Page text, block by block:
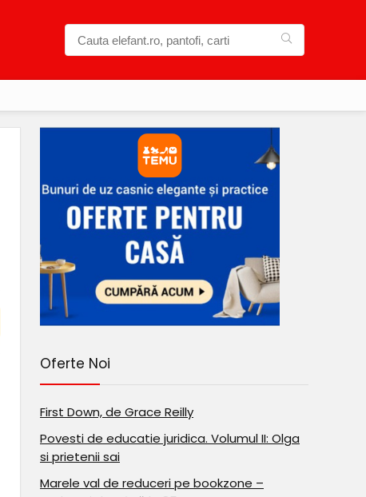
Oferte Noi
First Down, de Grace Reilly
Povesti de educatie juridica. Volumul II: Olga
si prietenii sai
Marele val de reduceri pe bookzone –